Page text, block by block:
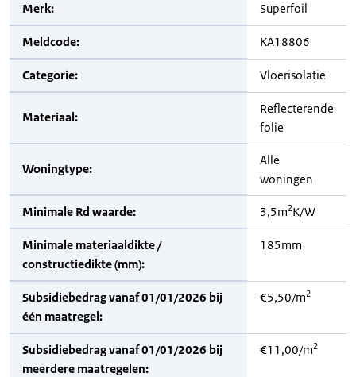
Merk: Superfoil
Meldcode: KA18806
Categorie: Vloerisolatie
Materiaal:
Reflecterende
folie
Woningtype:
Alle
woningen
Minimale Rd waarde: 3,5m2K/W
Minimale materiaaldikte /
constructiedikte (mm):
185mm
Subsidiebedrag vanaf 01/01/2026 bij
één maatregel:
€5,50/m2
Subsidiebedrag vanaf 01/01/2026 bij
meerdere maatregelen:
€11,00/m2